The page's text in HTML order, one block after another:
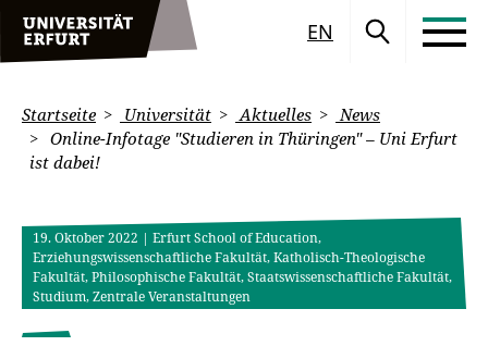
EN
Startseite Universität Aktuelles
News
Online-Infotage "Studieren in Thüringen" – Uni Erfurt
ist dabei!
19. Oktober 2022 | Erfurt School of Education,
Erziehungswissenschaftliche Fakultät, Katholisch-Theologische
Fakultät, Philosophische Fakultät, Staatswissenschaftliche Fakultät,
Studium, Zentrale Veranstaltungen